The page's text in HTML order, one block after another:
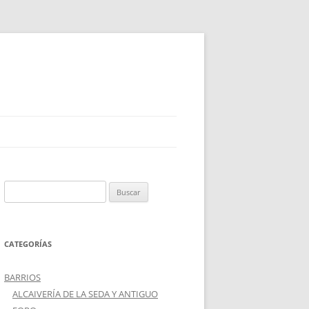
CATEGORÍAS
BARRIOS
ALCAIVERÍA DE LA SEDA Y ANTIGUO